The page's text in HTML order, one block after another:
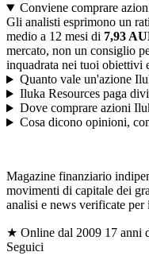
Conviene comprare
Gli analisti esprimono un
medio a 12 mesi di 7,93
mercato, non un consiglio
inquadrata nei tuoi obiettivi
Quanto vale un'azione
Iluka Resources paga
Dove comprare azioni
Cosa dicono opinioni,
$
Magazine finanziario
movimenti di capitale dei
analisi e news verificate per
★ Online dal 2009 17 anni
Seguici